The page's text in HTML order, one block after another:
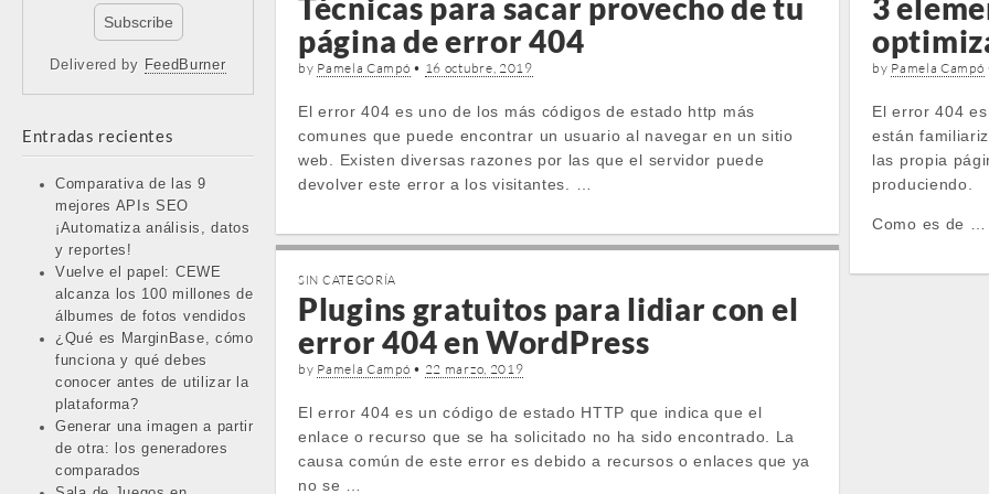
Delivered by FeedBurner
Entradas recientes
Comparativa de las 9
mejores APIs SEO
¡Automatiza análisis, datos
y reportes!
Vuelve el papel: CEWE
alcanza los 100 millones de
álbumes de fotos vendidos
¿Qué es MarginBase, cómo
funciona y qué debes
conocer antes de utilizar la
plataforma?
Generar una imagen a partir
de otra: los generadores
comparados
Técnicas para sacar provecho de tu
página de error 404
by Pamela Campó • 16 octubre, 2019
El error 404 es uno de los más códigos de estado http más
comunes que puede encontrar un usuario al navegar en un sitio
web. Existen diversas razones por las que el servidor puede
devolver este error a los visitantes. …
3
by Pamela Campó
El error 404
están
las propia
produciendo.
Como es de
SIN CATEGORÍA
Plugins gratuitos para lidiar con el
error 404 en WordPress
by Pamela Campó • 22 marzo, 2019
El error 404 es un código de estado HTTP que indica que el
enlace o recurso que se ha solicitado no ha sido encontrado. La
causa común de este error es debido a recursos o enlaces que ya
no se …